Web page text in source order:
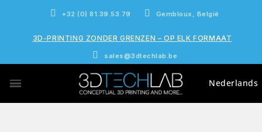
+32 (0) 81.39.53.79 Gembloux, België
3D-PRINTING ZONDER GRENZEN – OP ELK FORMAAT
sales@3dtechlab.be
Nederlands